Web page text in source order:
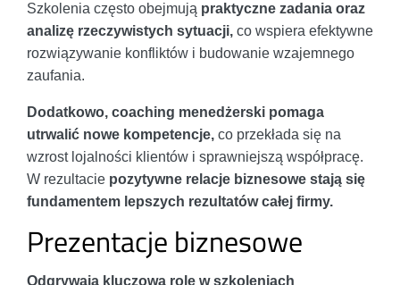
Szkolenia często obejmują praktyczne zadania oraz
analizę rzeczywistych sytuacji, co wspiera efektywne
rozwiązywanie konfliktów i budowanie wzajemnego
zaufania.
Dodatkowo, coaching menedżerski pomaga
utrwalić nowe kompetencje, co przekłada się na
wzrost lojalności klientów i sprawniejszą współpracę.
W rezultacie pozytywne relacje biznesowe stają się
fundamentem lepszych rezultatów całej firmy.
Prezentacje biznesowe
Odgrywają kluczową rolę w szkoleniach